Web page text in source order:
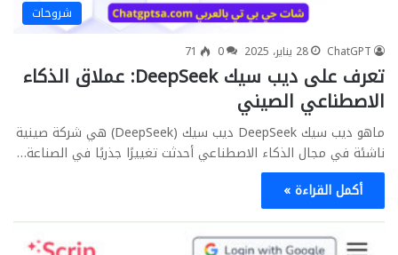
شروحات
ChatGPT 28 يناير، 2025 0
71
تعرف على ديب سيك DeepSeek: عملاق الذكاء
الاصطناعي الصيني
ماهو ديب سيك DeepSeek ديب سيك (DeepSeek) هي شركة صينية
ناشئة في مجال الذكاء الاصطناعي أحدثت تغييرًا جذريًا في الصناعة…
أكمل القراءة »